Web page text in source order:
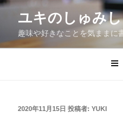
コ
ン
ユキのしゅみ
趣味や好きなことを気ままに
投
2020年11月15日 投稿者: YUKI